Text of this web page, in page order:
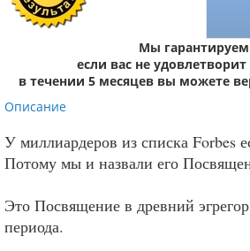
Мы
если вас не удовлетворит
в течении 5 месяцев вы можете
Описание
У миллиардеров из списка Forbes
Потому мы и назвали его
Это Посвящение в древний
периода.